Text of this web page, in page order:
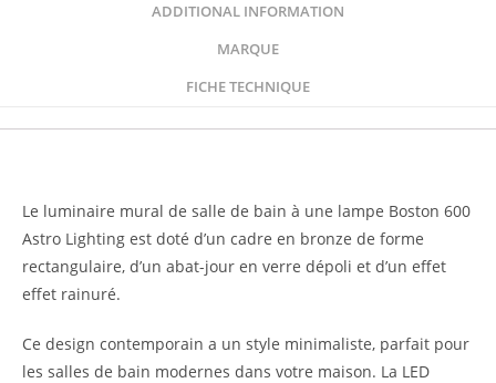
ADDITIONAL INFORMATION
MARQUE
FICHE TECHNIQUE
Le luminaire mural de salle de bain à une lampe Boston 600
Astro Lighting est doté d’un cadre en bronze de forme
rectangulaire, d’un abat-jour en verre dépoli et d’un effet
effet rainuré.
Ce design contemporain a un style minimaliste, parfait pour
les salles de bain modernes dans votre maison. La LED